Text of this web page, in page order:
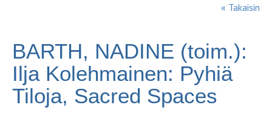
« Takaisin
BARTH, NADINE (toim.):
Ilja Kolehmainen: Pyhiä
Tiloja, Sacred Spaces